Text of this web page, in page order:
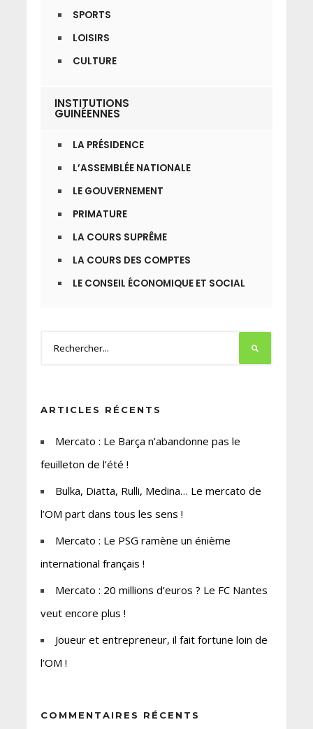
SPORTS
LOISIRS
CULTURE
INSTITUTIONS
GUINÉENNES
LA PRÉSIDENCE
L’ASSEMBLÉE NATIONALE
LE GOUVERNEMENT
PRIMATURE
LA COURS SUPRÊME
LA COURS DES COMPTES
LE CONSEIL ÉCONOMIQUE ET SOCIAL
ARTICLES RÉCENTS
Mercato : Le Barça n’abandonne pas le
feuilleton de l’été !
Bulka, Diatta, Rulli, Medina… Le mercato de
l’OM part dans tous les sens !
Mercato : Le PSG ramène un énième
international français !
Mercato : 20 millions d’euros ? Le FC Nantes
veut encore plus !
Joueur et entrepreneur, il fait fortune loin de
l’OM !
COMMENTAIRES RÉCENTS